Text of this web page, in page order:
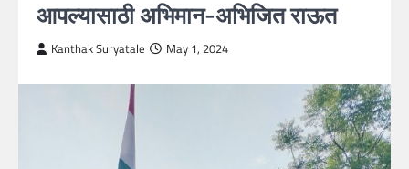
आपल्यासाठी अभिमान-अभिजित राऊत
Kanthak Suryatale May 1, 2024